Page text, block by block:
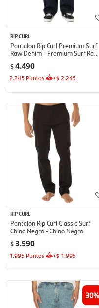
RIP CURL
Pantalon Rip Curl Premium Surf
Raw Denim - Premium Surf Raw
$4.490
2.245 Puntos +$ 2.245
RIP CURL
Pantalon Rip Curl Classic Surf
Chino Negro - Chino Negro
$ 3.990
1.995 Puntos +$ 1.995
30